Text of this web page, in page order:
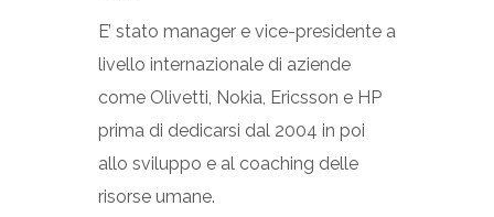
E’ stato manager e vice-presidente a
livello internazionale di aziende
come Olivetti, Nokia, Ericsson e HP
prima di dedicarsi dal 2004 in poi
allo sviluppo e al coaching delle
risorse umane.